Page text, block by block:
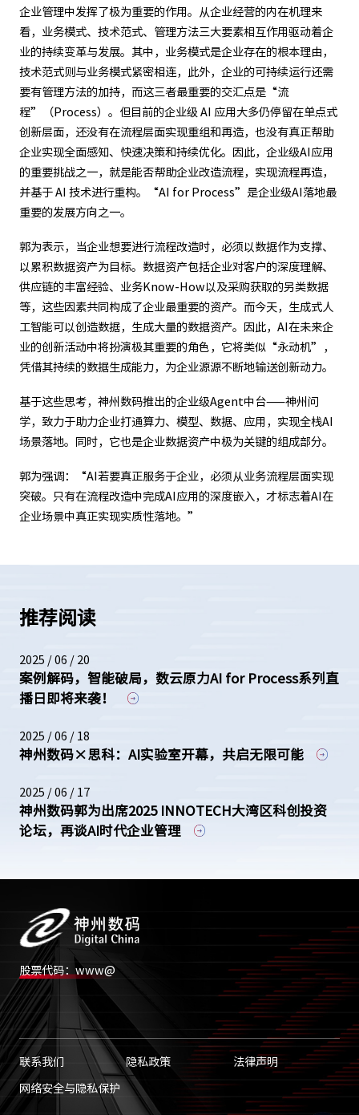
企业管理中发挥了极为重要的作用。从企业经营的内在机理来
看，业务模式、技术范式、管理方法三大要素相互作用驱动着企
业的持续变革与发展。其中，业务模式是企业存在的根本理由，
技术范式则与业务模式紧密相连，此外，企业的可持续运行还需
要有管理方法的加持，而这三者最重要的交汇点是“流
程”（Process）。但目前的企业级 AI 应用大多仍停留在单点式
创新层面，还没有在流程层面实现重组和再造，也没有真正帮助
企业实现全面感知、快速决策和持续优化。因此，企业级AI应用
的重要挑战之一，就是能否帮助企业改造流程，实现流程再造，
并基于 AI 技术进行重构。“AI for Process”是企业级AI落地最
重要的发展方向之一。
郭为表示，当企业想要进行流程改造时，必须以数据作为支撑、
以累积数据资产为目标。数据资产包括企业对客户的深度理解、
供应链的丰富经验、业务Know-How以及采购获取的另类数据
等，这些因素共同构成了企业最重要的资产。而今天，生成式人
工智能可以创造数据，生成大量的数据资产。因此，AI在未来企
业的创新活动中将扮演极其重要的角色，它将类似“永动机”，
凭借其持续的数据生成能力，为企业源源不断地输送创新动力。
基于这些思考，神州数码推出的企业级Agent中台——神州问
学，致力于助力企业打通算力、模型、数据、应用，实现全栈AI
场景落地。同时，它也是企业数据资产中极为关键的组成部分。
郭为强调：“AI若要真正服务于企业，必须从业务流程层面实现
突破。只有在流程改造中完成AI应用的深度嵌入，才标志着AI在
企业场景中真正实现实质性落地。”
推荐阅读
2025 / 06 / 20
案例解码，智能破局，数云原力AI for Process系列直
播日即将来袭！
2025 / 06 / 18
神州数码×思科：AI实验室开幕，共启无限可能
2025 / 06 / 17
神州数码郭为出席2025 INNOTECH大湾区科创投资
论坛，再谈AI时代企业管理
股票代码：www@
联系我们 隐私政策 法律声明
网络安全与隐私保护